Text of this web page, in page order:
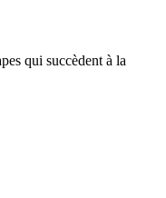
qui succèdent à la